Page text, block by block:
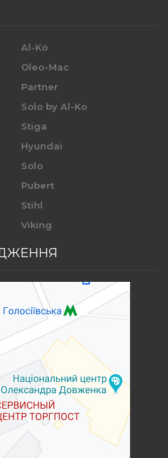
Al-Ko
Oleo-Mac
Partner
Solo by Al-Ko
Stiga
Hyundai
Solo
Pubert
Stihl
Viking